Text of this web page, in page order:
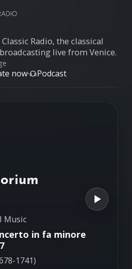
Radio, the classical
live from Venice.
now· Podcast
Music
in fa minore
1741)